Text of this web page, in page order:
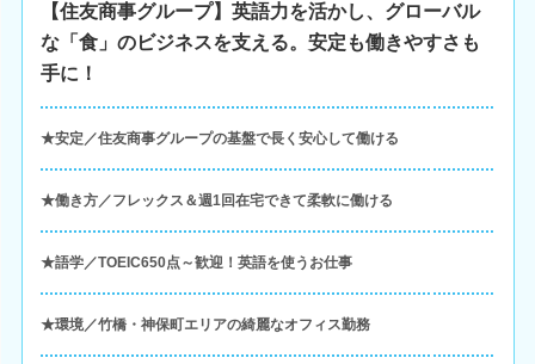
【住友商事グループ】英語力を活かし、グローバル
な「食」のビジネスを支える。安定も働きやすさも
手に！
★安定／住友商事グループの基盤で長く安心して働ける
★働き方／フレックス＆週1回在宅できて柔軟に働ける
★語学／TOEIC650点～歓迎！英語を使うお仕事
★環境／竹橋・神保町エリアの綺麗なオフィス勤務